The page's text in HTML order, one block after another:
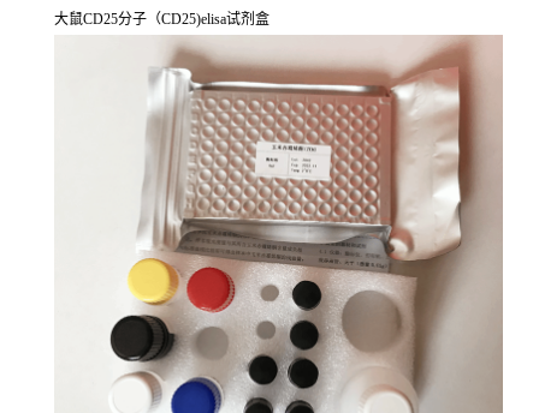
大鼠CD25分子（CD25)elisa试剂盒